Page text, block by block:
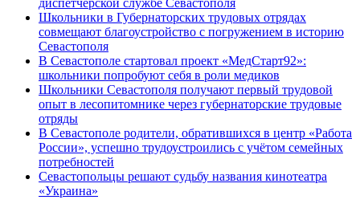
диспетчерской службе Севастополя
Школьники в Губернаторских трудовых отрядах
совмещают благоустройство с погружением в историю
Севастополя
В Севастополе стартовал проект «МедСтарт92»:
школьники попробуют себя в роли медиков
Школьники Севастополя получают первый трудовой
опыт в лесопитомнике через губернаторские трудовые
отряды
В Севастополе родители, обратившихся в центр «Работа
России», успешно трудоустроились с учётом семейных
потребностей
Севастопольцы решают судьбу названия кинотеатра
«Украина»